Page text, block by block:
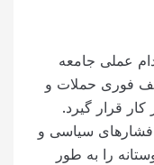
عملی جامعه
فوری حملات و
قرار گیرد.
سیاسی و
را به طور